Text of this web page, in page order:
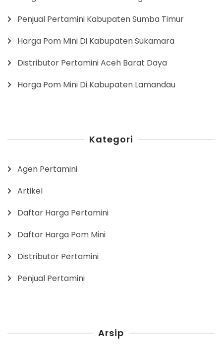
Penjual Pertamini Kabupaten Sumba Timur
Harga Pom Mini Di Kabupaten Sukamara
Distributor Pertamini Aceh Barat Daya
Harga Pom Mini Di Kabupaten Lamandau
Kategori
Agen Pertamini
Artikel
Daftar Harga Pertamini
Daftar Harga Pom Mini
Distributor Pertamini
Penjual Pertamini
Arsip